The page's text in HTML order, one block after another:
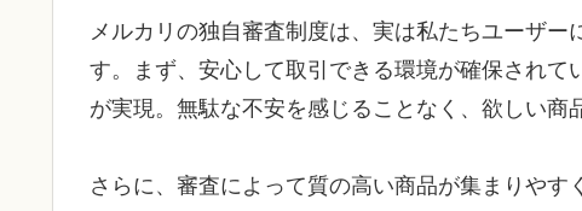
メルカリの独自審査制度は、実は私たちユーザ
す。まず、安心して取引できる環境が確保され
が実現。無駄な不安を感じることなく、欲しい商
さらに、審査によって質の高い商品が集まりや